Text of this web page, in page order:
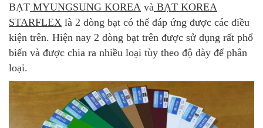
BẠT MYUNGSUNG KOREA và BẠT KOREA
STARFLEX là 2 dòng bạt có thể đáp ứng được các điều
kiện trên. Hiện nay 2 dòng bạt trên được sử dụng rất phổ
biến và được chia ra nhiều loại tùy theo độ dày để phân
loại.